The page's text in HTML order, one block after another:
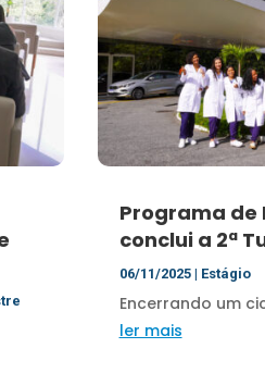
Programa de
conclui a 2ª
06/11/2025| Estágio
Encerrando um
ler mais